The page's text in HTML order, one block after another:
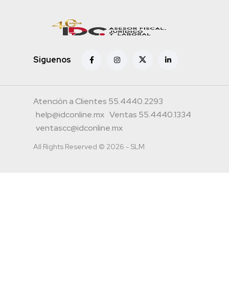
Siguenos
Atención a Clientes 55.4440.2293
help@idconline.mx Ventas 55.4440.1334
ventascc@idconline.mx
All Rights Reserved © 2026 - SLM